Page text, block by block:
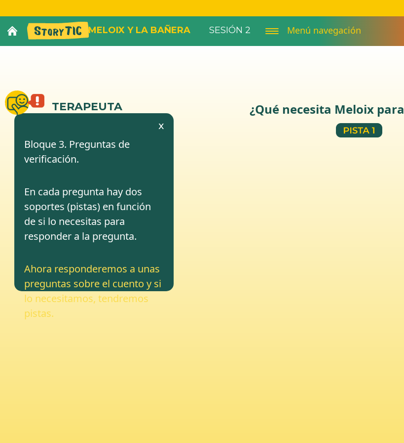
MELOIX Y LA BAÑERA SESIÓN 2 Menú navegación
TERAPEUTA
x
Bloque 3. Preguntas de
verificación.
En cada pregunta hay dos
soportes (pistas) en función
de si lo necesitas para
responder a la pregunta.
Ahora responderemos a unas
preguntas sobre el cuento y si
lo necesitamos, tendremos
pistas.
¿Qué necesita Meloix